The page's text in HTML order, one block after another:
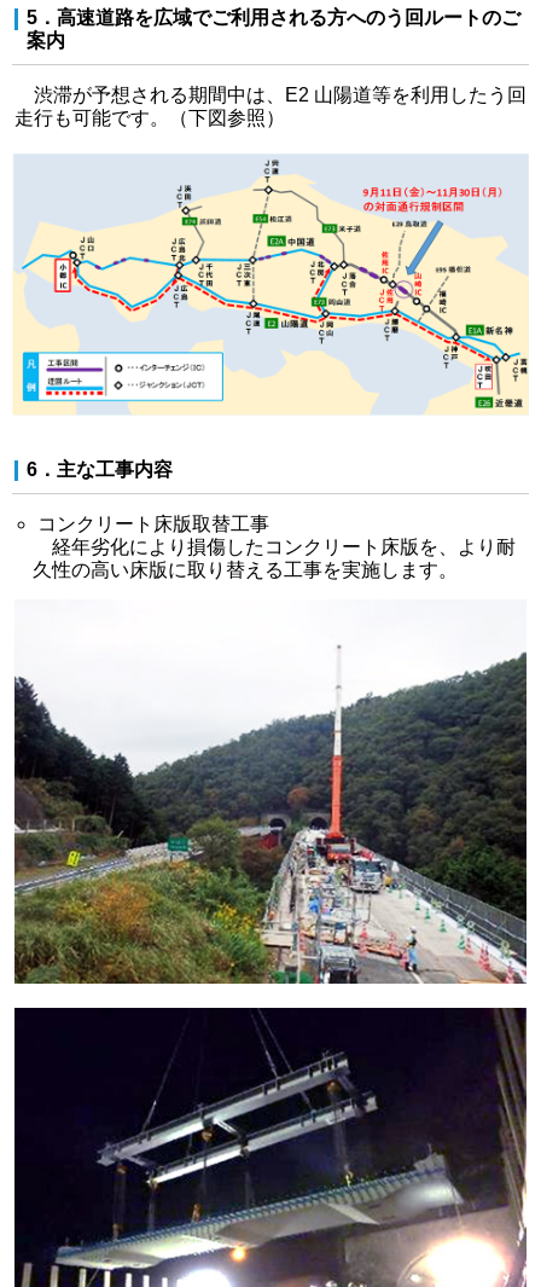
5．高速道路を広域でご利用される方へのう回ルートのご
案内
渋滞が予想される期間中は、E2 山陽道等を利用したう回
走行も可能です。（下図参照）
6．主な工事内容
コンクリート床版取替工事
経年劣化により損傷したコンクリート床版を、より耐
久性の高い床版に取り替える工事を実施します。